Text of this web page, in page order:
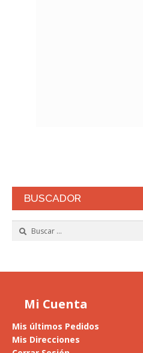
BUSCADOR
Buscar:
Mi Cuenta
Mis últimos Pedidos
Mis Direcciones